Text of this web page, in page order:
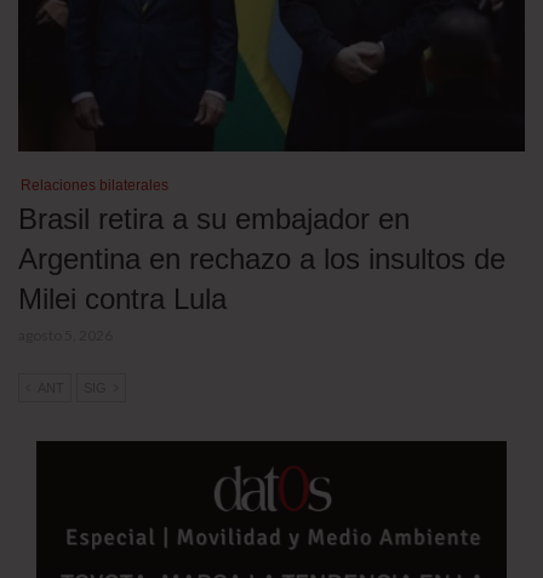
Relaciones bilaterales
Brasil retira a su embajador en
Argentina en rechazo a los insultos de
Milei contra Lula